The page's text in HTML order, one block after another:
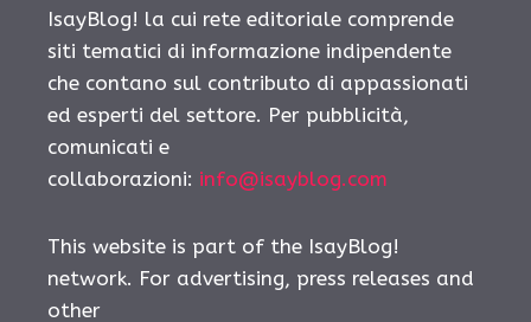
IsayBlog! la cui rete editoriale comprende
siti tematici di informazione indipendente
che contano sul contributo di appassionati
ed esperti del settore. Per pubblicità,
comunicati e
collaborazioni: info@isayblog.com
This website is part of the IsayBlog!
network. For advertising, press releases and
other